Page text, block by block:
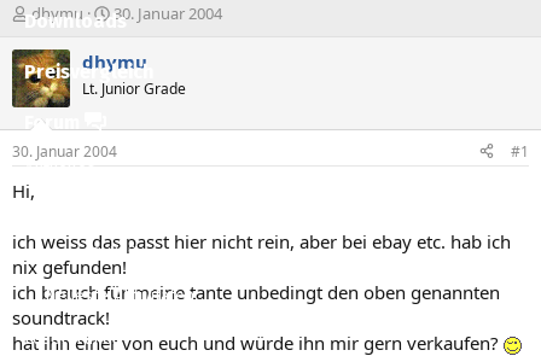
Downloads
Preisvergleich
Forum
Aktuelles
Neue Beiträge
Neueste Aktivitäten
Leserartikel
E
r
s
t
e
e
dhymu
E
r
s
e
l
t
30. Januar 2004
dhymu
Lt. Junior Grade
30. Januar 2004 #1
Hi,
ich weiss das passt hier nicht rein, aber bei ebay etc. hab ich
nix gefunden!
ich brauch für meine tante unbedingt den oben genannten
soundtrack!
hat ihn einer von euch und würde ihn mir gern verkaufen?